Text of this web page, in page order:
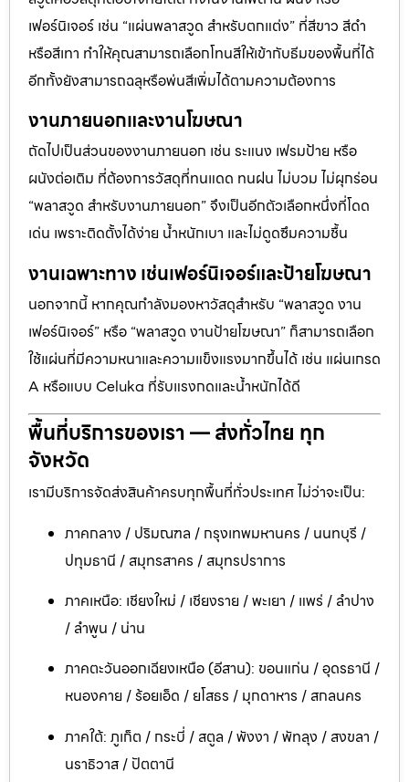
เฟอร์นิเจอร์ เช่น “แผ่นพลาสวูด สำหรับตกแต่ง” ที่สีขาว สีดำ
หรือสีเทา ทำให้คุณสามารถเลือกโทนสีให้เข้ากับธีมของพื้นที่ได้
อีกทั้งยังสามารถฉลุหรือพ่นสีเพิ่มได้ตามความต้องการ
งานภายนอกและงานโฆษณา
ถัดไปเป็นส่วนของงานภายนอก เช่น ระแนง เฟรมป้าย หรือ
ผนังต่อเติม ที่ต้องการวัสดุที่ทนแดด ทนฝน ไม่บวม ไม่ผุกร่อน
“พลาสวูด สำหรับงานภายนอก” จึงเป็นอีกตัวเลือกหนึ่งที่โดด
เด่น เพราะติดตั้งได้ง่าย น้ำหนักเบา และไม่ดูดซึมความชื้น
งานเฉพาะทาง เช่นเฟอร์นิเจอร์และป้ายโฆษณา
นอกจากนี้ หากคุณกำลังมองหาวัสดุสำหรับ “พลาสวูด งาน
เฟอร์นิเจอร์” หรือ “พลาสวูด งานป้ายโฆษณา” ก็สามารถเลือก
ใช้แผ่นที่มีความหนาและความแข็งแรงมากขึ้นได้ เช่น แผ่นเกรด
A หรือแบบ Celuka ที่รับแรงกดและน้ำหนักได้ดี
พื้นที่บริการของเรา — ส่งทั่วไทย ทุก
จังหวัด
เรามีบริการจัดส่งสินค้าครบทุกพื้นที่ทั่วประเทศ ไม่ว่าจะเป็น:
ภาคกลาง / ปริมณฑล / กรุงเทพมหานคร / นนทบุรี /
ปทุมธานี / สมุทรสาคร / สมุทรปราการ
ภาคเหนือ: เชียงใหม่ / เชียงราย / พะเยา / แพร่ / ลำปาง
/ ลำพูน / น่าน
ภาคตะวันออกเฉียงเหนือ (อีสาน): ขอนแก่น / อุดรธานี /
หนองคาย / ร้อยเอ็ด / ยโสธร / มุกดาหาร / สกลนคร
ภาคใต้: ภูเก็ต / กระบี่ / สตูล / พังงา / พัทลุง / สงขลา /
นราธิวาส / ปัตตานี